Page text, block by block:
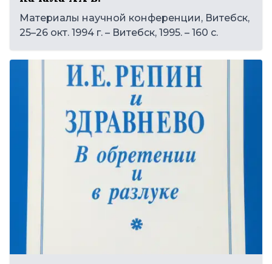
Материалы научной конференции, Витебск,
25–26 окт. 1994 г. – Витебск, 1995. – 160 с.